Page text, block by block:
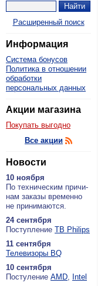
Расширенный поиск
Информация
Система бонусов
Политика в отношении
обработки
персональных данных
Акции магазина
Покупать выгодно
Все акции
Новости
10 ноября
По тех­ни­че­ским при­чи­
нам за­ка­зы вре­мен­но
не при­ни­ма­ют­ся.
24 сентября
По­ступ­ле­ние ТВ Philips
11 сентября
Теле­ви­зо­ры BQ
10 сентября
По­сту­ле­ние AMD, Intel